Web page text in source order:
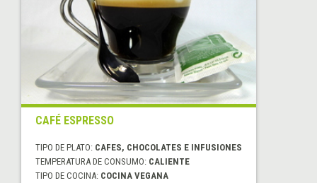
CAFÉ ESPRESSO
TIPO DE PLATO: CAFES, CHOCOLATES E INFUSIONES
TEMPERATURA DE CONSUMO: CALIENTE
TIPO DE COCINA: COCINA VEGANA